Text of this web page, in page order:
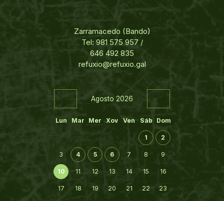
Zarramacedo (Bando)
Tel: 981 575 957 /
646 492 835
refuxio@refuxio.gal
Agosto 2026
Lun Mar Mer Xov Ven Sáb Dom
1 2
3 4 5 6 7 8 9
10 11 12 13 14 15 16
17 18 19 20 21 22 23